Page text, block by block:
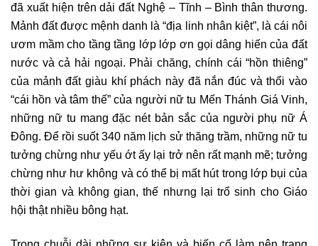
đã xuất hiện trên dải đất Nghệ – Tĩnh – Bình thân thương.
Mảnh đất được mệnh danh là “địa linh nhân kiệt”, là cái nôi
ươm mầm cho tầng tầng lớp lớp ơn gọi dâng hiến của đất
nước và cả hải ngoại. Phải chăng, chính cái “hồn thiêng”
của mảnh đất giàu khí phách này đã nắn đúc và thổi vào
“cái hồn và tâm thế” của người nữ tu Mến Thánh Giá Vinh,
những nữ tu mang đặc nét bản sắc của người phụ nữ Á
Đông. Để rồi suốt 340 năm lịch sử thăng trầm, những nữ tu
tưởng chừng như yếu ớt ấy lại trở nên rất mạnh mẽ; tưởng
chừng như hư không và có thể bị mất hút trong lớp bụi của
thời gian và không gian, thế nhưng lại trổ sinh cho Giáo
hội thật nhiều bông hạt.